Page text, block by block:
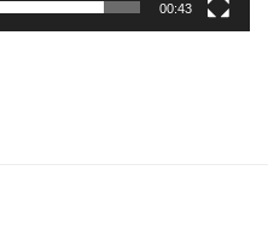
00:43